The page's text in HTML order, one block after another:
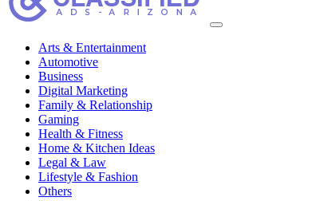
Arts & Entertainment
Automotive
Business
Digital Marketing
Family & Relationship
Gaming
Health & Fitness
Home & Kitchen Ideas
Legal & Law
Lifestyle & Fashion
Others